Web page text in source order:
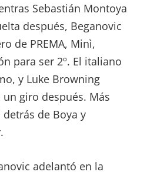
Sebastián Montoya
después, Beganovic
de PREMA, Minì,
para ser 2º. El italiano
y Luke Browning
giro después. Más
de Boya y
adelantó en la